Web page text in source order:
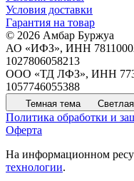
Условия доставки
Гарантия на товар
© 2026 Амбар Буржуа
АО «ИФЗ», ИНН
1027806058213
ООО «ТД ЛФЗ», ИНН
1057746055388
Темная тема
Политика обработки и
Оферта
На информационном
технологии.